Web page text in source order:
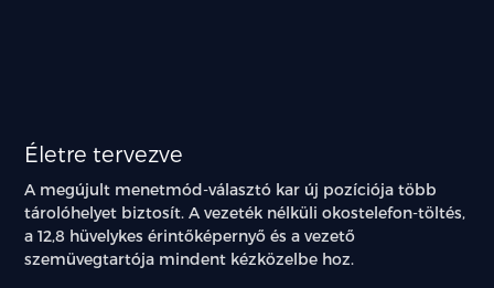
Életre tervezve
A megújult menetmód-választó kar új pozíciója több
tárolóhelyet biztosít. A vezeték nélküli okostelefon-töltés,
a 12,8 hüvelykes érintőképernyő és a vezető
szemüvegtartója mindent kézközelbe hoz.